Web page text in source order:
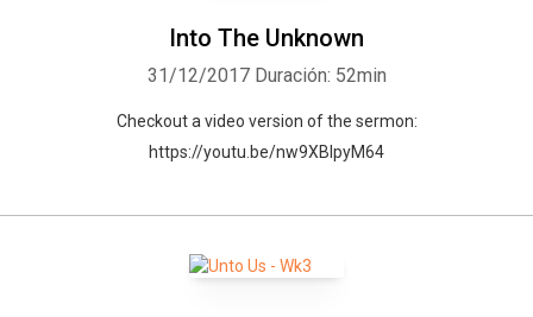
Into The Unknown
31/12/2017 Duración: 52min
Checkout a video version of the sermon:
https://youtu.be/nw9XBlpyM64